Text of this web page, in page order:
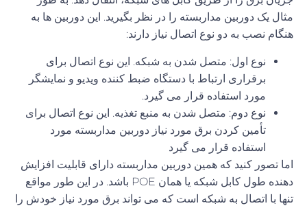
مثال یک دوربین مداربسته را در نظر بگیرید. این دوربین ها به
هنگام نصب به دو نوع اتصال نیاز دارند:
نوع اول: متصل شدن به شبکه. این نوع اتصال برای
برقراری ارتباط با دستگاه ضبط کننده ویدیو و نمایشگر
مورد استفاده قرار می گیرد.
نوع دوم: متصل شدن به منبع تغذیه. این نوع اتصال برای
تأمین کردن برق مورد نیاز دوربین مداربسته مورد
استفاده قرار می گیرد
اما تصور کنید که همین دوربین مداربسته دارای قابلیت افزایش
دهنده طول کابل شبکهیا همان POE باشد. در این طور مواقع
تنها با اتصال به شبکه است که می تواند برق مورد نیاز خودش را